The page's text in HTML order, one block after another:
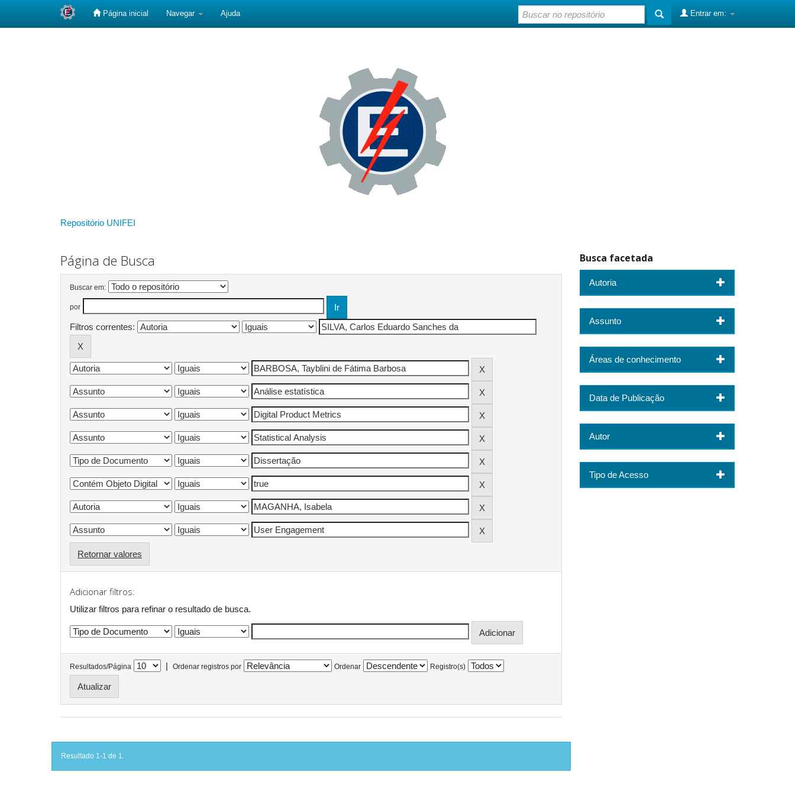
Página inicial Navegar Ajuda Entrar em:
Repositório UNIFEI
Página de Busca
Buscar em:
por
Filtros correntes:
Retornar valores
Adicionar filtros:
Utilizar filtros para refinar o resultado de busca.
Resultados/Página | Ordenar registros por Ordenar Registro(s)
Resultado 1-1 de 1.
Busca facetada
Autoria
Assunto
Áreas de conhecimento
Data de Publicação
Autor
Tipo de Acesso